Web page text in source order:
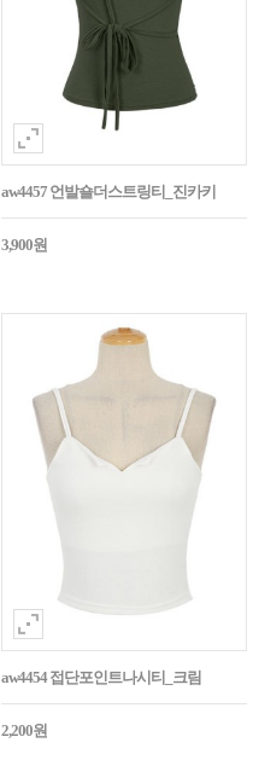
aw4457 언발숄더스트링티_진카키
3,900원
aw4454 접단포인트나시티_크림
2,200원